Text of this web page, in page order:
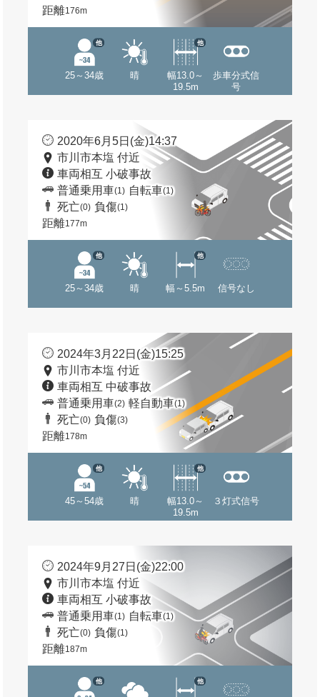
距離176m
25～34歳
他
晴
幅13.0～
19.5m
他
歩車分式信
号
2020年6月5日(金)14:37
市川市本塩 付近
車両相互 小破事故
普通乗用車(1) 自転車(1)
死亡(0) 負傷(1)
距離177m
25～34歳
他
晴 幅～5.5m
他
信号なし
2024年3月22日(金)15:25
市川市本塩 付近
車両相互 中破事故
普通乗用車(2) 軽自動車(1)
死亡(0) 負傷(3)
距離178m
45～54歳
他
晴
幅13.0～
19.5m
他
３灯式信号
2024年9月27日(金)22:00
市川市本塩 付近
車両相互 小破事故
普通乗用車(1) 自転車(1)
死亡(0) 負傷(1)
距離187m
他 他